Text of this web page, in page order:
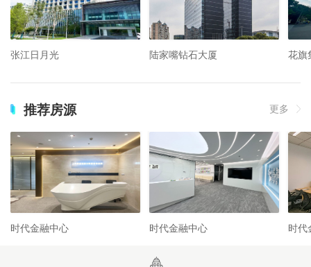
张江日月光 陆家嘴钻石大厦 花旗
推荐房源 更多
时代金融中心 时代金融中心 时代